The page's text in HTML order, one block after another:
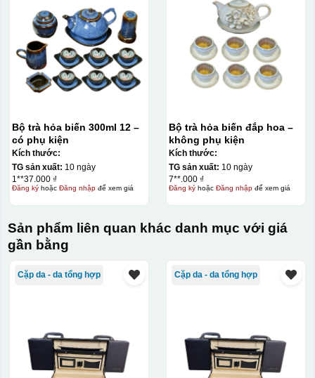
Kiểu hộp:
Hộp xi lót lụa
Hộp xi ấm chén
Bộ trà hỏa biến 300ml 12 –
có phụ kiện
Kích thước:
TG sản xuất: 10 ngày
1**37.000 ₫
Đăng kýhoặc Đăng nhậpđể xem giá
Bộ trà hỏa biến đắp hoa –
không phụ kiện
Kích thước:
TG sản xuất: 10 ngày
7**.000 ₫
Đăng kýhoặc Đăng nhậpđể xem giá
Sản phẩm liên quan khác danh mục với giá
gần bằng
Cặp da - da tổng hợp Cặp da - da tổng hợp